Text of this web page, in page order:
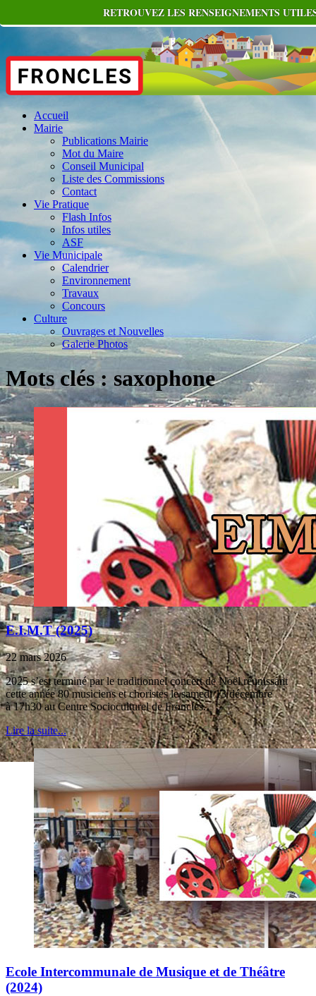
Accueil
Mairie
Publications Mairie
Mot du Maire
Conseil Municipal
Liste des Commissions
Contact
Vie Pratique
Flash Infos
Infos utiles
ASF
Vie Municipale
Calendrier
Environnement
Travaux
Concours
Culture
Ouvrages et Nouvelles
Galerie Photos
Mots clés : saxophone
E.I.M.T (2025)
22 mars 2026
2025 s’est terminé par le traditionnel concert de Noël réunissant
cette année 80 musiciens et choristes le samedi 13 décembre
à 17h30 au Centre Socioculturel de Froncles.
Lire la suite...
Ecole Intercommunale de Musique et de Théâtre
(2024)
RETROUVEZ LES RENSEIGNEMENTS